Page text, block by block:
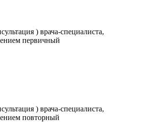
) врача-специалиста,
первичный
) врача-специалиста,
повторный